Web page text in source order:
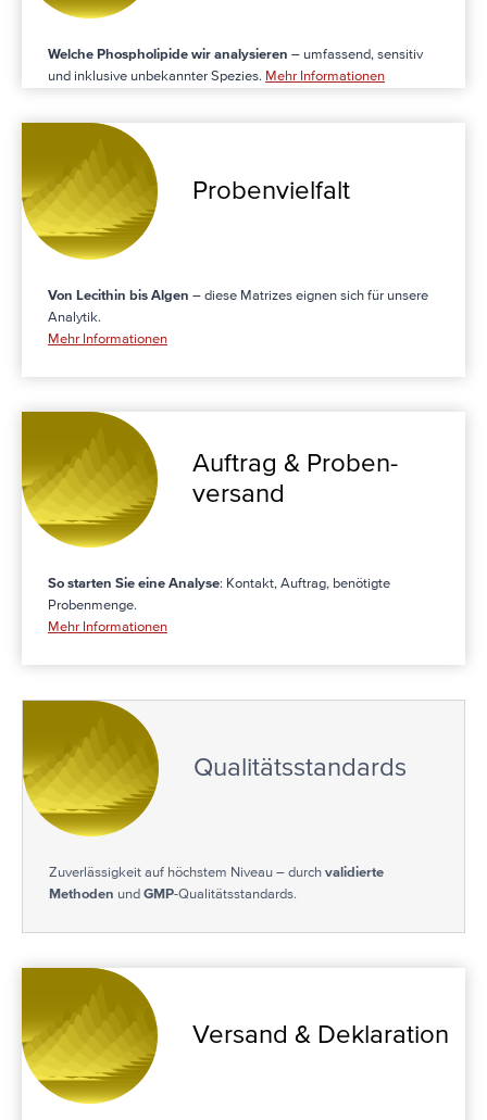
Welche Phospholipide wir analysieren – umfassend, sensitiv
und inklusive unbekannter Spezies. Mehr Informationen
Proben­­vielfalt
Von Lecithin bis Algen – diese Matrizes eignen sich für unsere
Analytik.
Mehr Informationen
Auftrag & Proben­
versand
So starten Sie eine Analyse: Kontakt, Auftrag, benötigte
Probenmenge.
Mehr Informationen
Qualitäts­­standards
Zuverlässigkeit auf höchstem Niveau – durch validierte
Methoden und GMP-Qualitätsstandards.
Versand & Deklaration